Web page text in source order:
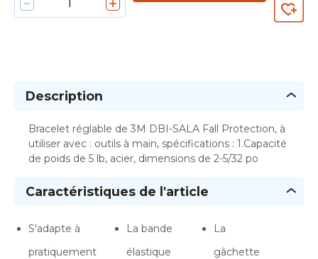
Description
Bracelet réglable de 3M DBI-SALA Fall Protection, à
utiliser avec : outils à main, spécifications : 1.Capacité
de poids de 5 lb, acier, dimensions de 2-5/32 po
Caractéristiques de l'article
S'adapte à
pratiquement
La bande
élastique
La
gâchette